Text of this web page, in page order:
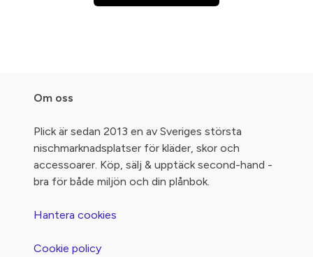
Om oss
Plick är sedan 2013 en av Sveriges största
nischmarknadsplatser för kläder, skor och
accessoarer. Köp, sälj & upptäck second-hand -
bra för både miljön och din plånbok.
Hantera cookies
Cookie policy